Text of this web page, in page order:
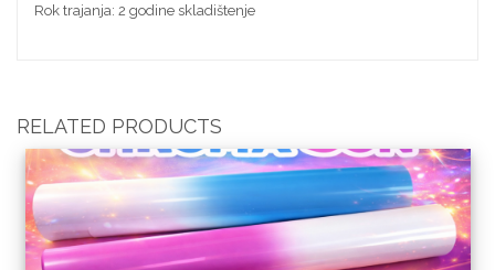
Rok trajanja: 2 godine skladištenje
RELATED PRODUCTS